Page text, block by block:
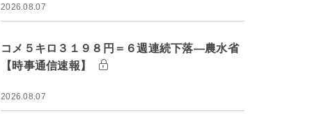
2026.08.07
コメ５キロ３１９８円＝６週連続下落―農水省
【時事通信速報】
2026.08.07